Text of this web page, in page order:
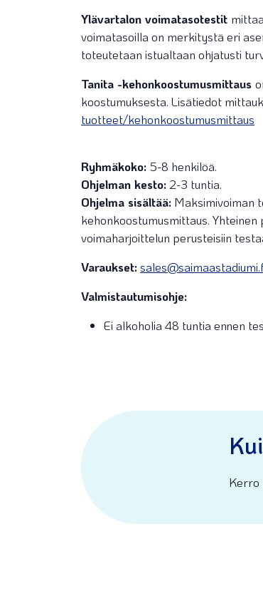
Ylävartalon voimatasotestit
voimatasoilla on merkitystä eri
toteutetaan istualtaan ohjatusti
Tanita -kehonkoostumusmittaus
koostumuksesta. Lisätiedot
tuotteet/kehonkoostumusmittaus
Ryhmäkoko: 5-8 henkilöä.
Ohjelman kesto: 2-3 tuntia.
Ohjelma sisältää: Maksimivoiman
kehonkoostumusmittaus.
voimaharjoittelun perusteisiin
Varaukset:
Valmistautumisohje:
Ei alkoholia 48 tuntia ennen
Kerro